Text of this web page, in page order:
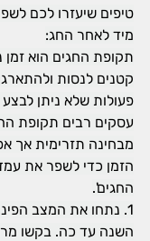
טיפים שיעזרו לכם
מיד לאחר החג:
תקופת החגים הוא זמן
קטנים לנסות
פעולות שלא ניתן
עסקים רבים תקופת
מבחינה תזרימית אך
הזמן כדי לשפר את
החגים'.
1. נתחו את המצב
השנה עד כה. בקשו